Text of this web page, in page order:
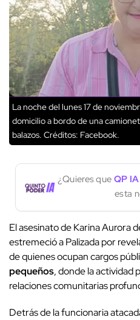
La noche del lunes 17 de
domicilio a bordo de una
balazos. Créditos: Facebook.
¿Quieres que QP IA
esta
El asesinato de Karina Aurora
estremeció a Palizada por
de quienes ocupan cargos
pequeños, donde la actividad
relaciones comunitarias
Detrás de la funcionaria